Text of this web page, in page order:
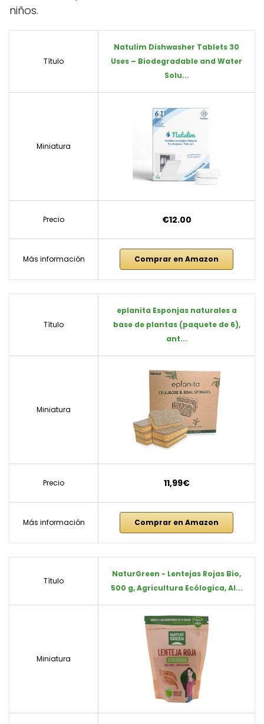
niños.
Título
Natulim Dishwasher Tablets 30
Uses – Biodegradable and Water
Solu...
Miniatura
Precio €12.00
Más información Comprar en Amazon
Título
eplanita Esponjas naturales a
base de plantas (paquete de 6),
ant...
Miniatura
Precio 11,99€
Más información Comprar en Amazon
Título
NaturGreen - Lentejas Rojas Bio,
500 g, Agricultura Ecólogica, Al...
Miniatura